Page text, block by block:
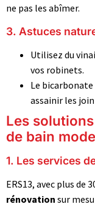
ne pas les abîmer.
3. Astuces
Utilisez du
vos robinets.
Le
assainir les
Les
de bain
1. Les services
ERS13, avec plus de
rénovation sur